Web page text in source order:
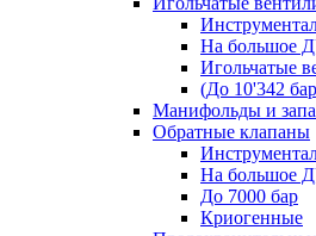
На большое
Игольчатые
(До 10'342
Манифольды и
Обратные клапаны
На большое
До 7000 бар
Криогенные